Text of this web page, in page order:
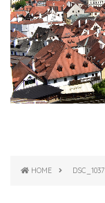
HOME DSC_1037